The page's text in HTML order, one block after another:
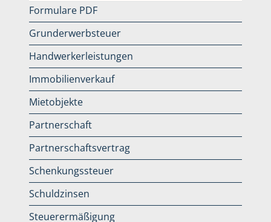
Formulare PDF
Grunderwerbsteuer
Handwerkerleistungen
Immobilienverkauf
Mietobjekte
Partnerschaft
Partnerschaftsvertrag
Schenkungssteuer
Schuldzinsen
Steuerermäßigung